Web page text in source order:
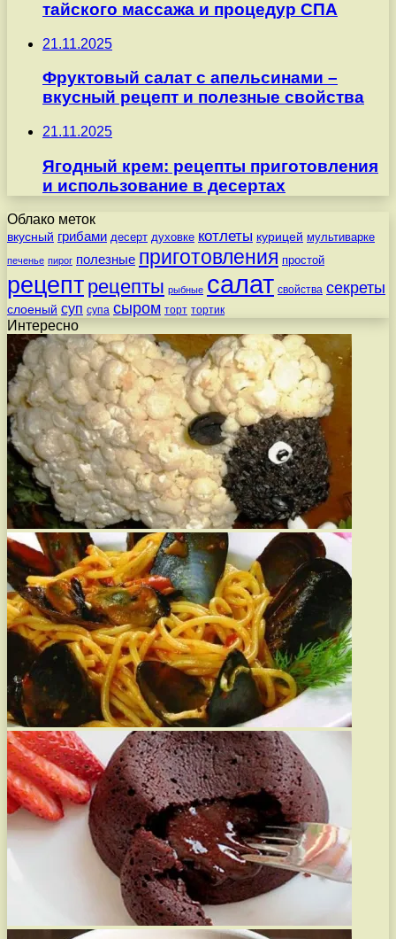
тайского массажа и процедур СПА
21.11.2025
Фруктовый салат с апельсинами –
вкусный рецепт и полезные свойства
21.11.2025
Ягодный крем: рецепты приготовления
и использование в десертах
Облако меток
вкусный грибами десерт духовке котлеты курицей мультиварке
печенье пирог полезные приготовления простой
рецепт рецепты рыбные салат свойства секреты
слоеный суп супа сыром торт тортик
Интересно